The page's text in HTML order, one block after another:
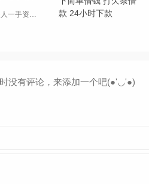
没有评论，来添加一个吧(●'◡'●)